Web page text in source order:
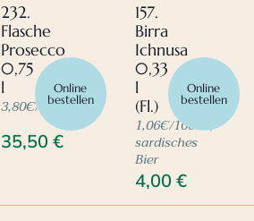
232.
Flasche
Prosecco
0,75
l
35,50€
3,80€/100ml
Online
bestellen
157.
Birra
Ichnusa
0,33
l
(Fl.)
4,00 €
1,06€/100ml,
sardisches
Bier
Online
bestellen